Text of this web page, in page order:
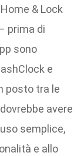
& Lock
prima di
sono
e
posto tra le
avere
semplice,
e allo